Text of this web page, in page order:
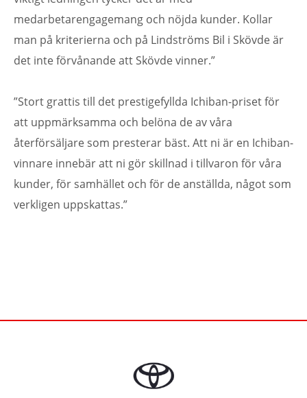
medarbetarengagemang och nöjda kunder. Kollar
man på kriterierna och på Lindströms Bil i Skövde är
det inte förvånande att Skövde vinner.”
”Stort grattis till det prestigefyllda Ichiban-priset för
att uppmärksamma och belöna de av våra
återförsäljare som presterar bäst. Att ni är en Ichiban-
vinnare innebär att ni gör skillnad i tillvaron för våra
kunder, för samhället och för de anställda, något som
verkligen uppskattas.”